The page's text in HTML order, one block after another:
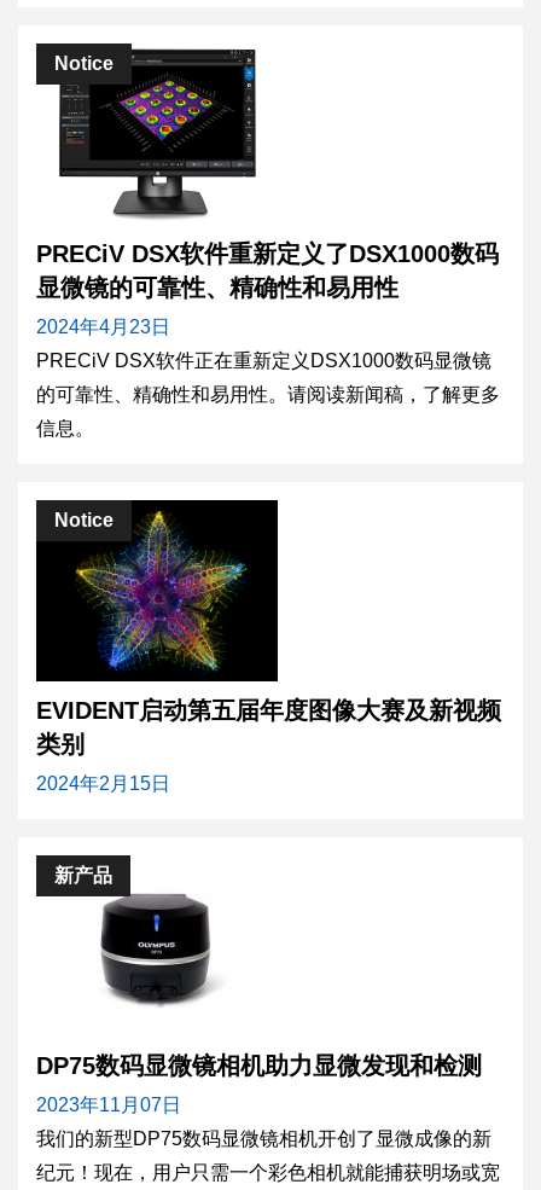
Notice
PRECiV DSX软件重新定义了DSX1000数码
显微镜的可靠性、精确性和易用性
2024年4月23日
PRECiV DSX软件正在重新定义DSX1000数码显微镜
的可靠性、精确性和易用性。请阅读新闻稿，了解更多
信息。
Notice
EVIDENT启动第五届年度图像大赛及新视频
类别
2024年2月15日
新产品
DP75数码显微镜相机助力显微发现和检测
2023年11月07日
我们的新型DP75数码显微镜相机开创了显微成像的新
纪元！现在，用户只需一个彩色相机就能捕获明场或宽